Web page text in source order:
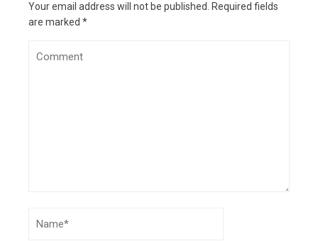
Your email address will not be published.
Required fields
are marked *